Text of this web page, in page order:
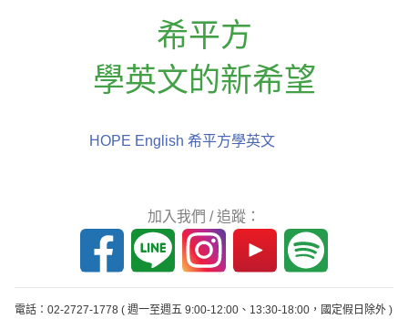
希平方
學英文的新希望
HOPE English 希平方學英文
加入我們 / 追蹤：
電話：02-2727-1778 ( 週一至週五 9:00-12:00、13:30-18:00，國定假日除外 )